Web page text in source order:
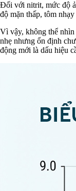
Đối với nitrit, mức độ
độ mặn thấp, tôm
Vì vậy, không thể nhìn
nhẹ nhưng ổn định
động mới là dấu hiệu